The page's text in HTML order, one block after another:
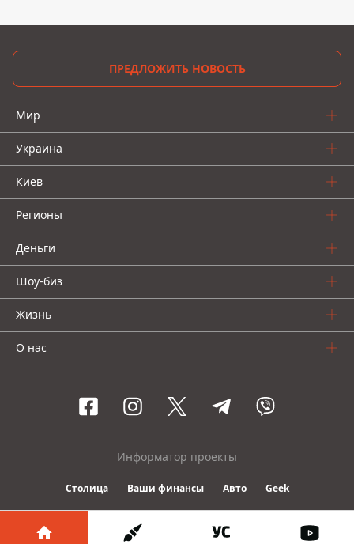
ПРЕДЛОЖИТЬ НОВОСТЬ
Мир
Украина
Киев
Регионы
Деньги
Шоу-биз
Жизнь
О нас
Информатор проекты
Столица Ваши финансы Авто Geek
© 2016-2026 Informator